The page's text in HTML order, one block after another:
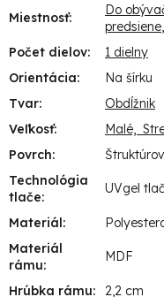
Miestnosť: Do
predsiene,
Počet dielov:
1 dielny
Orientácia:
Na šírku
Tvar:
Obdĺžnik
Veľkosť:
Malé,
Povrch:
Technológia
tlače:
UVgel tlač
Materiál:
Materiál
rámu:
MDF
Hrúbka rámu: 2,2 cm